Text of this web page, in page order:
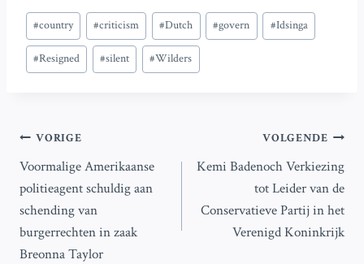
Bericht
tags:
#country #criticism #Dutch #govern #Idsinga
#Resigned #silent #Wilders
Bericht
navigatie
VORIGE
Voormalige Amerikaanse
politieagent schuldig aan
schending van
burgerrechten in zaak
Breonna Taylor
VOLGENDE
Kemi Badenoch Verkiezing
tot Leider van de
Conservatieve Partij in het
Verenigd Koninkrijk